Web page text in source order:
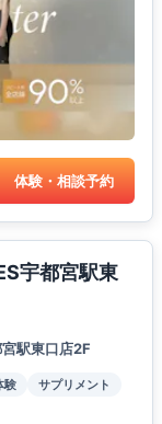
体験・相談予約
宇都宮駅東
駅東口店2F
験
サプリメント